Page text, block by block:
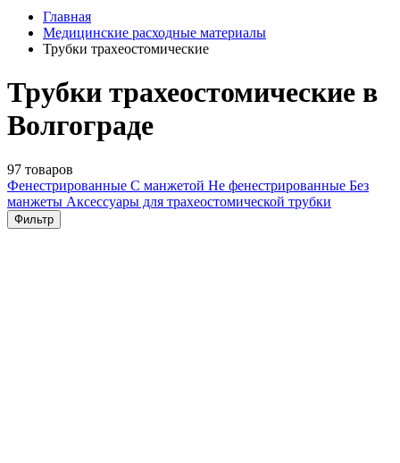
Главная
Медицинские расходные материалы
Трубки трахеостомические
Трубки трахеостомические в
Волгограде
97 товаров
Фенестрированные С манжетой Не фенестрированные Без
манжеты Аксессуары для трахеостомической трубки
Фильтр